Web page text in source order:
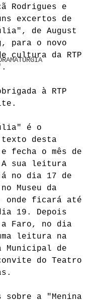
Rodrigues e
excertos de
de August
para o novo
cultura da RTP
à RTP
é o
texto desta
e fecha o mês de
A sua leitura
no dia 17 de
Museu da
onde ficará até
19. Depois
a Faro, no dia
leitura na
Municipal de
do Teatro
.
sobre a "Menina